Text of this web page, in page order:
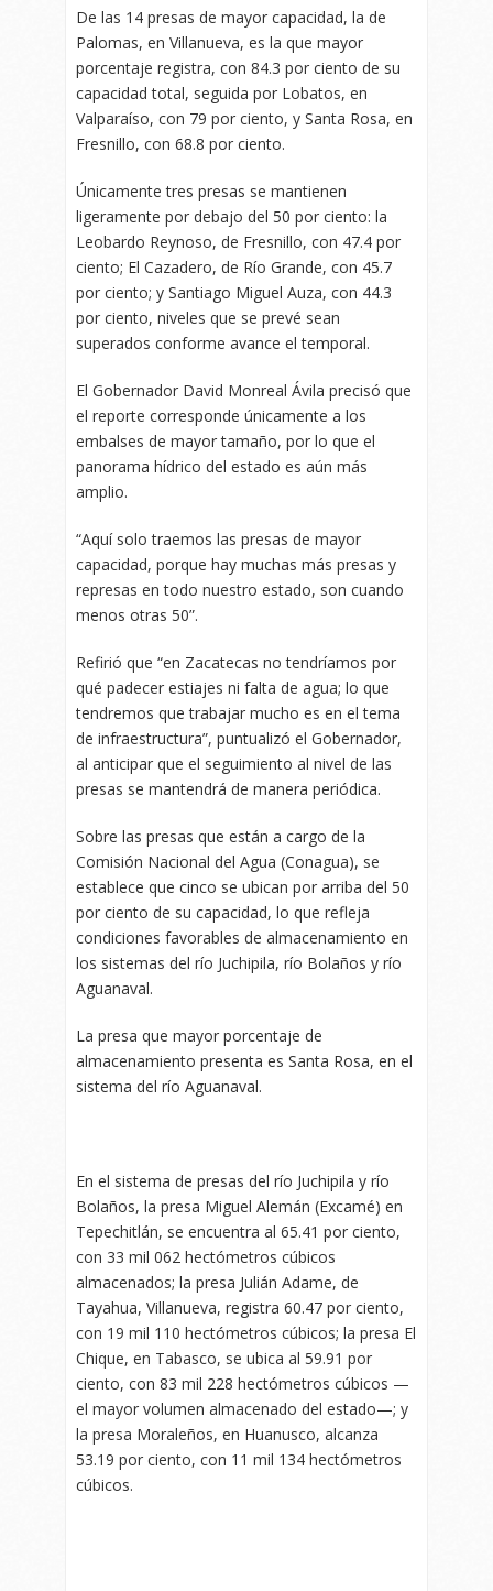
De las 14 presas de mayor capacidad, la de
Palomas, en Villanueva, es la que mayor
porcentaje registra, con 84.3 por ciento de su
capacidad total, seguida por Lobatos, en
Valparaíso, con 79 por ciento, y Santa Rosa, en
Fresnillo, con 68.8 por ciento.
Únicamente tres presas se mantienen
ligeramente por debajo del 50 por ciento: la
Leobardo Reynoso, de Fresnillo, con 47.4 por
ciento; El Cazadero, de Río Grande, con 45.7
por ciento; y Santiago Miguel Auza, con 44.3
por ciento, niveles que se prevé sean
superados conforme avance el temporal.
El Gobernador David Monreal Ávila precisó que
el reporte corresponde únicamente a los
embalses de mayor tamaño, por lo que el
panorama hídrico del estado es aún más
amplio.
“Aquí solo traemos las presas de mayor
capacidad, porque hay muchas más presas y
represas en todo nuestro estado, son cuando
menos otras 50”.
Refirió que “en Zacatecas no tendríamos por
qué padecer estiajes ni falta de agua; lo que
tendremos que trabajar mucho es en el tema
de infraestructura”, puntualizó el Gobernador,
al anticipar que el seguimiento al nivel de las
presas se mantendrá de manera periódica.
Sobre las presas que están a cargo de la
Comisión Nacional del Agua (Conagua), se
establece que cinco se ubican por arriba del 50
por ciento de su capacidad, lo que refleja
condiciones favorables de almacenamiento en
los sistemas del río Juchipila, río Bolaños y río
Aguanaval.
La presa que mayor porcentaje de
almacenamiento presenta es Santa Rosa, en el
sistema del río Aguanaval.
En el sistema de presas del río Juchipila y río
Bolaños, la presa Miguel Alemán (Excamé) en
Tepechitlán, se encuentra al 65.41 por ciento,
con 33 mil 062 hectómetros cúbicos
almacenados; la presa Julián Adame, de
Tayahua, Villanueva, registra 60.47 por ciento,
con 19 mil 110 hectómetros cúbicos; la presa El
Chique, en Tabasco, se ubica al 59.91 por
ciento, con 83 mil 228 hectómetros cúbicos —
el mayor volumen almacenado del estado—; y
la presa Moraleños, en Huanusco, alcanza
53.19 por ciento, con 11 mil 134 hectómetros
cúbicos.